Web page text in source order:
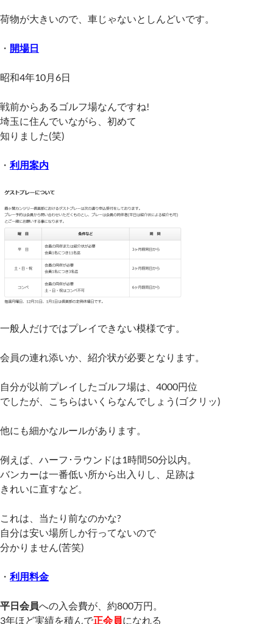
荷物が大きいので、車じゃないとしんどいです。
・ 開場日
昭和4年10月6日
戦前からあるゴルフ場なんですね!
埼玉に住んでいながら、初めて
知りました(笑)
・ 利用案内
一般人だけではプレイできない模様です。
会員の連れ添いか、紹介状が必要となります。
自分が以前プレイしたゴルフ場は、4000円位
でしたが、こちらはいくらなんでしょう(ゴクリッ)
他にも細かなルールがあります。
例えば、ハーフ･ラウンドは1時間50分以内。
バンカーは一番低い所から出入りし、足跡は
きれいに直すなど。
これは、当たり前なのかな?
自分は安い場所しか行ってないので
分かりません(苦笑)
・ 利用料金
平日会員への入会費が、約800万円。
3年ほど実績を積んで正会員になれる